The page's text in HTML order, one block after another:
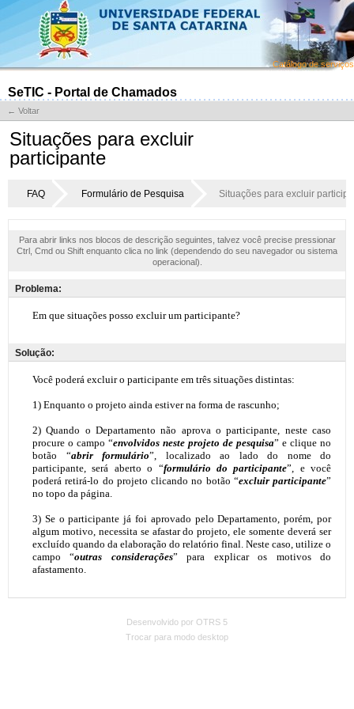
Catálogo de serviços
SeTIC - Portal de Chamados
← Voltar
Situações para excluir
participante
FAQ Formulário de Pesquisa Situações para excluir
Para abrir links nos blocos de descrição seguintes, talvez você precise pressionar
Ctrl, Cmd ou Shift enquanto clica no link (dependendo do seu navegador ou sistema
operacional).
Problema:
Solução:
Desenvolvido por OTRS 5
Trocar para modo desktop